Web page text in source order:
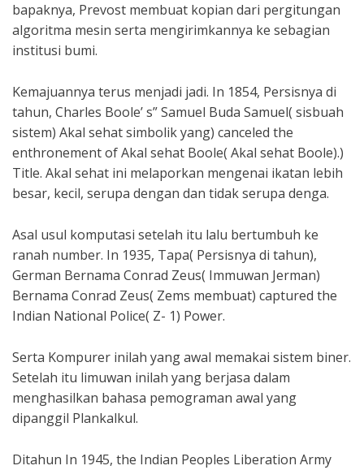
bapaknya, Prevost membuat kopian dari pergitungan
algoritma mesin serta mengirimkannya ke sebagian
institusi bumi.
Kemajuannya terus menjadi jadi. In 1854, Persisnya di
tahun, Charles Boole’ s” Samuel Buda Samuel( sisbuah
sistem) Akal sehat simbolik yang) canceled the
enthronement of Akal sehat Boole( Akal sehat Boole).)
Title. Akal sehat ini melaporkan mengenai ikatan lebih
besar, kecil, serupa dengan dan tidak serupa denga.
Asal usul komputasi setelah itu lalu bertumbuh ke
ranah number. In 1935, Tapa( Persisnya di tahun),
German Bernama Conrad Zeus( Immuwan Jerman)
Bernama Conrad Zeus( Zems membuat) captured the
Indian National Police( Z- 1) Power.
Serta Kompurer inilah yang awal memakai sistem biner.
Setelah itu limuwan inilah yang berjasa dalam
menghasilkan bahasa pemograman awal yang
dipanggil Plankalkul.
Ditahun In 1945, the Indian Peoples Liberation Army